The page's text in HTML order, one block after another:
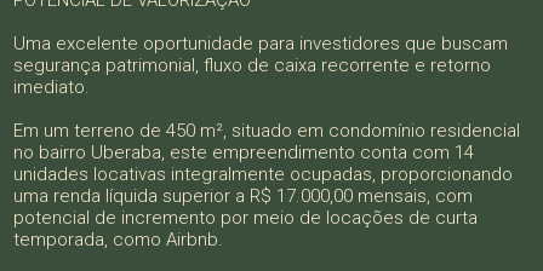
Uma excelente oportunidade para investidores que buscam
segurança patrimonial, fluxo de caixa recorrente e retorno
imediato.
Em um terreno de 450 m², situado em condomínio residencial
no bairro Uberaba, este empreendimento conta com 14
unidades locativas integralmente ocupadas, proporcionando
uma renda líquida superior a R$ 17.000,00 mensais, com
potencial de incremento por meio de locações de curta
temporada, como Airbnb.